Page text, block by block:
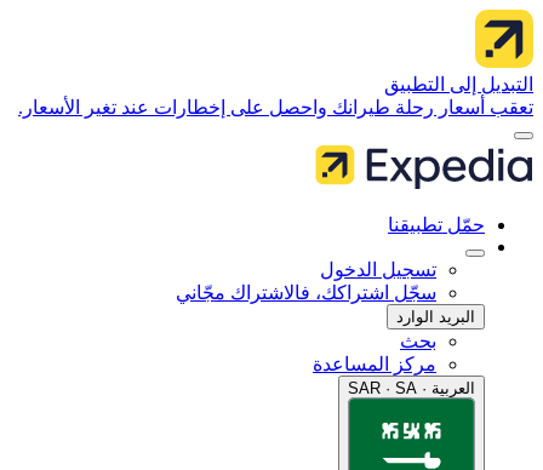
إلى التطبيق
رحلة طيرانك واحصل على إخطارات عند تغير الأسعار.
تطبيقنا
تسجيل الدخول
سجّل اشتراكك، فالاشتراك مجّاني
البريد الوارد
مركز المساعدة